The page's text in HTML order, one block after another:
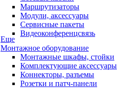
Маршрутизаторы
Модули, аксессуары
Сервисные пакеты
Видеоконференцсвязь
Еще
Монтажное оборудование
Монтажные шкафы, стойки
Комплектующие аксессуары
Коннекторы, разъемы
Розетки и патч-панели